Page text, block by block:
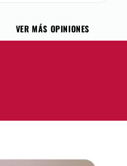
VER MÁS OPINIONES